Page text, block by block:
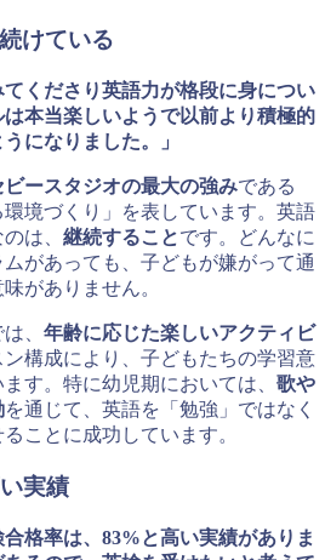
けている
てくださり英語力が格段に身につい
本当楽しいようで以前より積極的
になりました。」
ビースタジオの最大の強みである
環境づくり」を表しています。英語
は、 継続することです。どんなに
があっても、子どもが嫌がって通
がありません。
、 年齢に応じた楽しいアクティビ
構成により、子どもたちの学習意
す。特に幼児期においては、 歌や
を通じて、英語を「勉強」ではなく
ことに成功しています。
実績
合格率は、83%と高い実績がありま